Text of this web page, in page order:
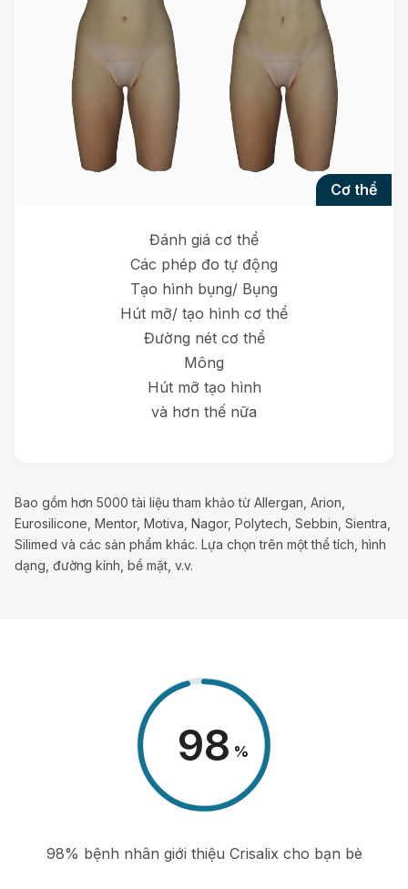
cơ thể
Đánh giá cơ thể
Các phép đo tự động
Tạo hình bụng/ Bụng
Hút mỡ/ tạo hình cơ thể
Đường nét cơ thể
Mông
Hút mỡ tạo hình
và hơn thế nữa
Bao gồm hơn 5000 tài liệu tham khảo từ Allergan, Arion,
Eurosilicone, Mentor, Motiva, Nagor, Polytech, Sebbin, Sientra,
Silimed và các sản phẩm khác. Lựa chọn trên một thể tích, hình
dạng, đường kính, bề mặt, v.v.
98 %
98% bệnh nhân giới thiệu Crisalix cho bạn bè